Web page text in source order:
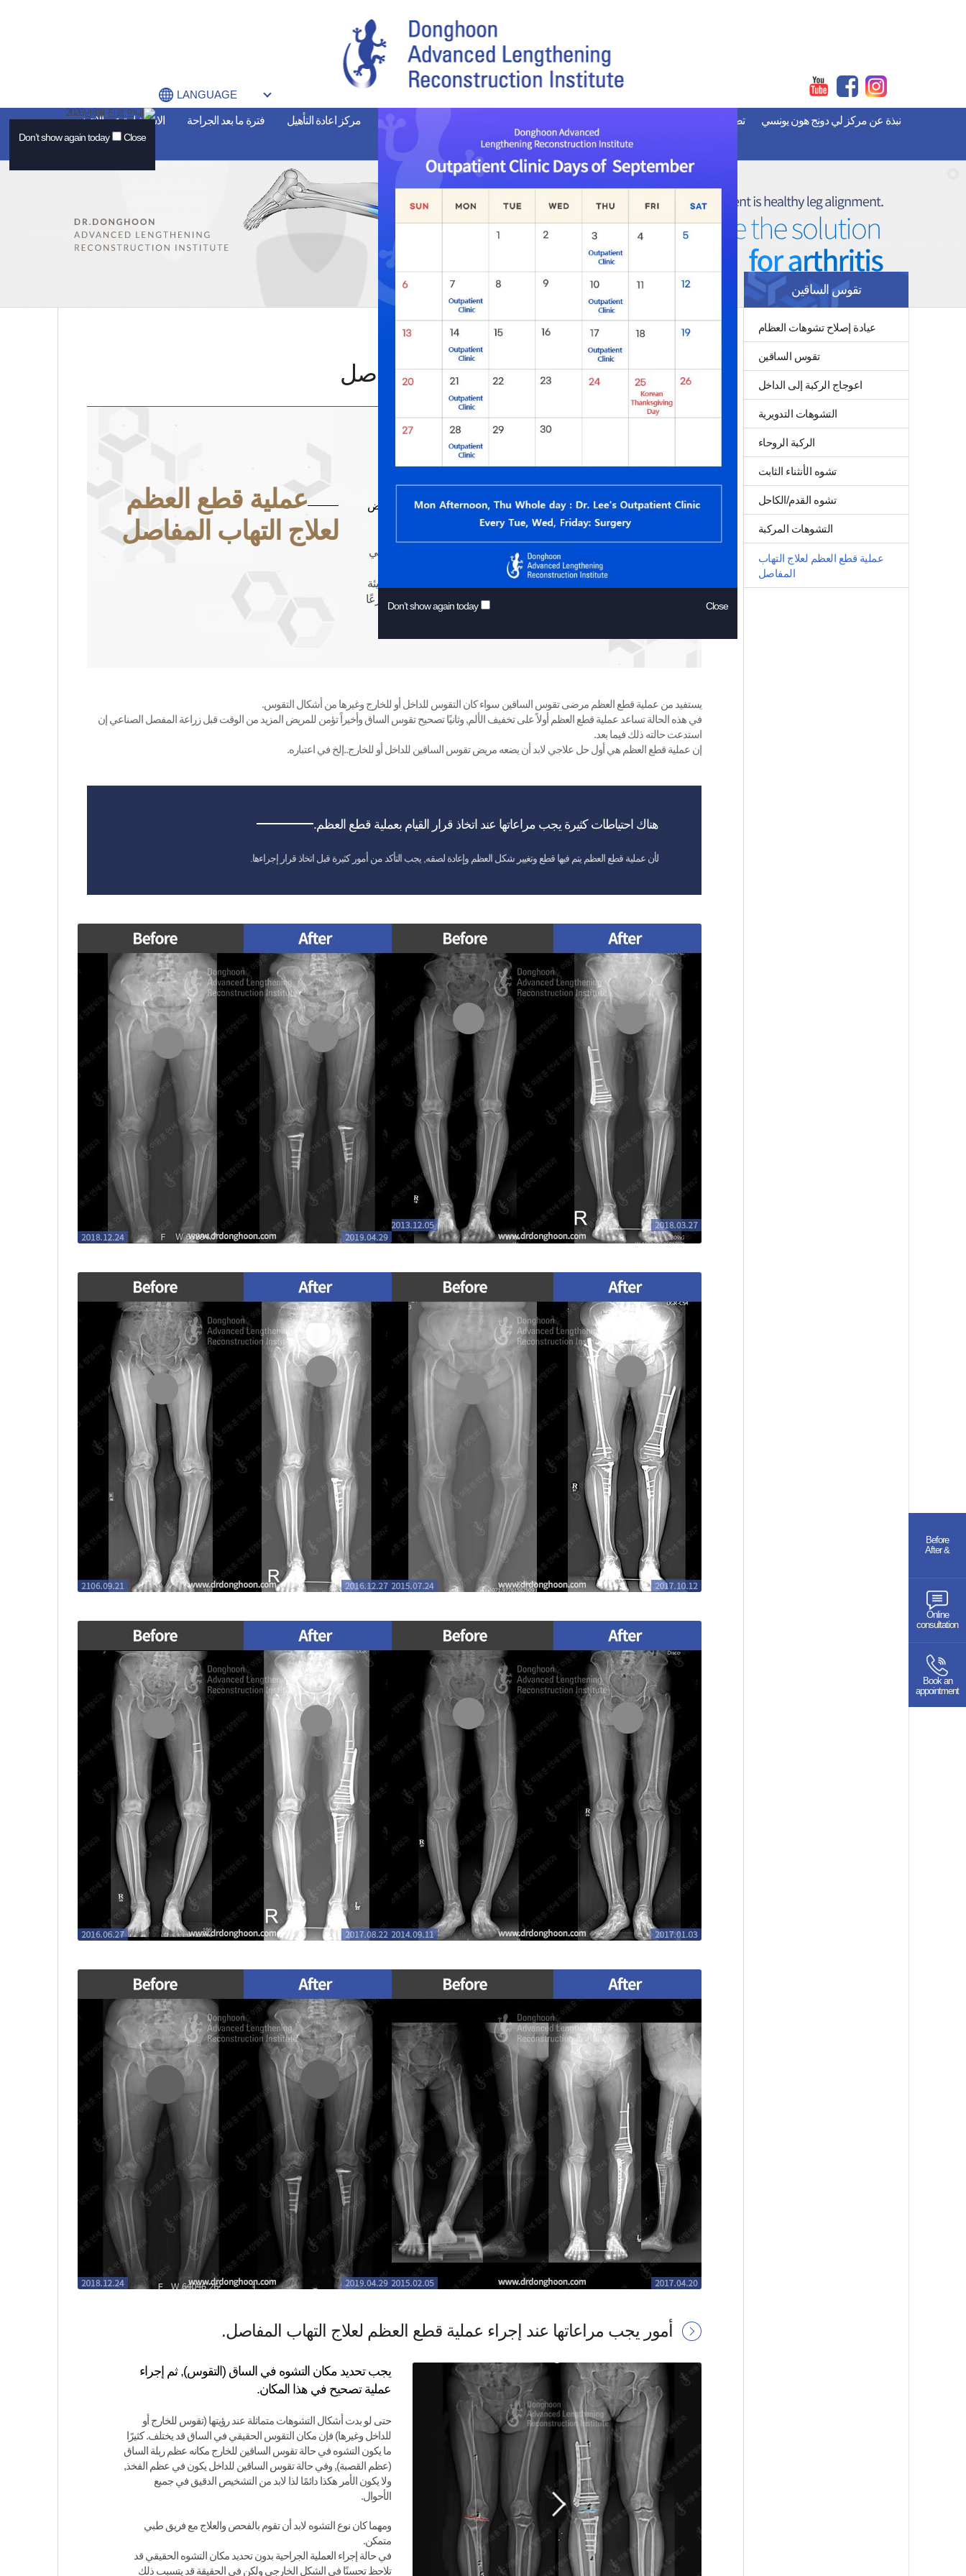
Don’t show again today Close
Don’t show again today Close
LANGUAGE
نبذة عن مركز لي دونج هون يونسي تطويل الأطراف عيادة إصلاح تشوهات العظام مركز اعادة التأهيل فترة ما بعد الجراحة الاستشارة عبر الانترنت
عيادة إصلاح تشوهات العظام عملية قطع العظم لعلاج...
عملية قطع العظم لعلاج التهاب المفاصل
عملية قطع العظم
لعلاج التهاب المفاصل
عملية قطع العظم "هى عملية جراحية يجري فيها قطع جزء من العظم بغرض
تشكيله وفقًا للمرغوب ثم يعاد لصق ذلك الجزء مرة أخرى."
وأهم ما يميز هذه العملية أنها تعمل على الاحتفاظ بالمفصل وليس العكس. في
حين أن عملية استبدال المفاصل يتم فيها إزالة كامل المفصل حتى الأجزاء
الصحيحة منه وزرع مفصل صناعي, فإن عملية قطع العظم يتم فيها تغيير هيئة
(شكل) الساق بحيث لا يكون وزن الجسم محملًا على الجزء المصاب بل موزعًا
على المناطق السليمة, وهكذا يتم التحكم بالألم. وبسبب هذا الفرق الجوهري
يستفيد من عملية قطع العظم مرضى تقوس الساقين سواء كان التقوس للداخل أو للخارج وغيرها من أشكال التقوس.
في هذه الحالة تساعد عملية قطع العظم أولاً على تخفيف الألم, وثانيًا تصحيح تقوس الساق وأخيراً تؤمن للمريض المزيد من الوقت قبل زراعة المفصل الصناعي إن
استدعت حالته ذلك فيما بعد.
إن عملية قطع العظم هي أول حل علاجي لابد أن يضعه مريض تقوس الساقين للداخل أو للخارج..إلخ في اعتباره.
هناك احتياطات كثيرة يجب مراعاتها عند اتخاذ قرار القيام بعملية قطع العظم.
لأن عملية قطع العظم يتم فيها قطع وتغيير شكل العظم وإعادة لصقه, يجب التأكد من أمور كثيرة قبل اتخاذ قرار إجراءها.
أمور يجب مراعاتها عند إجراء عملية قطع العظم لعلاج التهاب المفاصل.
يجب تحديد مكان التشوه في الساق (التقوس), ثم إجراء
عملية تصحيح في هذا المكان.
حتى لو بدت أشكال التشوهات متماثلة عند رؤيتها (تقوس للخارج أو
للداخل وغيرها) فإن مكان التقوس الحقيقي في الساق قد يختلف. كثيرًا
ما يكون التشوه في حالة تقوس الساقين للخارج مكانه عظم ربلة الساق
(عظم القصبة), وفي حالة تقوس الساقين للداخل يكون في عظم الفخذ,
ولا يكون الأمر هكذا دائمًا لذا لابد من التشخيص الدقيق في جميع
الأحوال.
ومهما كان نوع التشوه لابد أن تقوم بالفحص والعلاج مع فريق طبي
متمكن.
في حالة إجراء العملية الجراحية بدون تحديد مكان التشوه الحقيقي قد
تلاحظ تحسنًا في الشكل الخارجي ولكن في الحقيقة قد يتسبب ذلك
تقوس الساقين
عيادة إصلاح تشوهات العظام
تقوس الساقين
اعوجاج الركبة إلى الداخل
التشوهات التدويرية
الركبة الروحاء
تشوه الأنثناء الثابت
تشوه القدم/الكاحل
التشوهات المركبة
عملية قطع العظم لعلاج التهاب
المفاصل
Before
& After
Online
consultation
Book an
appointment